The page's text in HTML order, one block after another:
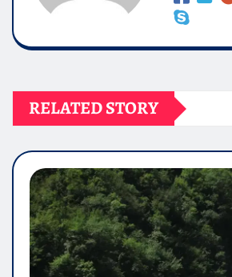
RELATED STORY